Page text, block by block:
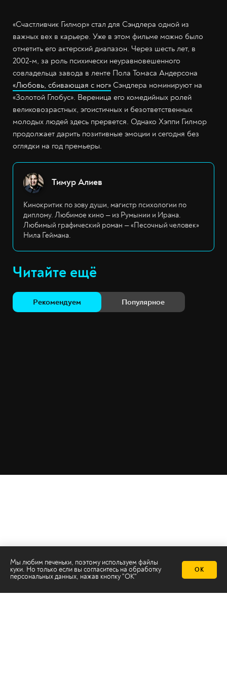
«Счастливчик Гилмор» стал для Сэндлера одной из
важных вех в карьере. Уже в этом фильме можно было
отметить его актерский диапазон. Через шесть лет, в
2002-м, за роль психически неуравновешенного
совладельца завода в ленте Пола Томаса Андерсона
«Любовь, сбивающая с ног» Сэндлера номинируют на
«Золотой Глобус». Вереница его комедийных ролей
великовозрастных, эгоистичных и безответственных
молодых людей здесь прервется. Однако Хэппи Гилмор
продолжает дарить позитивные эмоции и сегодня без
оглядки на год премьеры.
Тимур Алиев
Кинокритик по зову души, магистр психологии по
диплому. Любимое кино — из Румынии и Ирана.
Любимый графический роман — «Песочный человек»
Нила Геймана.
Читайте ещё
Рекомендуем Популярное
Мы любим печеньки, поэтому используем файлы
куки. Но только если вы согласитесь на обработку
персональных данных, нажав кнопку "ОК"
ОК